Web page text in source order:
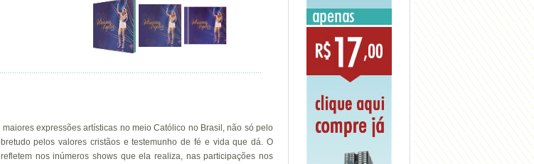
expressões artísticas no meio Católico no Brasil, não só pelo
pelos valores cristãos e testemunho de fé e vida que dá. O
nos inúmeros shows que ela realiza, nas participações nos